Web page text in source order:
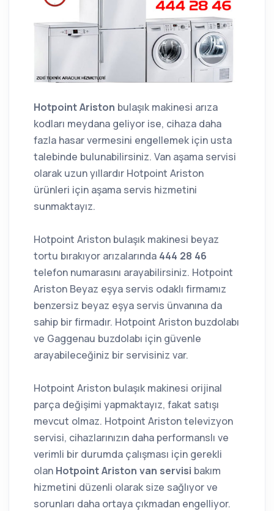
Hotpoint Ariston bulaşık makinesi arıza
kodları meydana geliyor ise, cihaza daha
fazla hasar vermesini engellemek için usta
talebinde bulunabilirsiniz. Van aşama servisi
olarak uzun yıllardır Hotpoint Ariston
ürünleri için aşama servis hizmetini
sunmaktayız.
Hotpoint Ariston bulaşık makinesi beyaz
tortu bırakıyor arızalarında 444 28 46
telefon numarasını arayabilirsiniz. Hotpoint
Ariston Beyaz eşya servis odaklı firmamız
benzersiz beyaz eşya servis ünvanına da
sahip bir firmadır. Hotpoint Ariston buzdolabı
ve Gaggenau buzdolabı için güvenle
arayabileceğiniz bir servisiniz var.
Hotpoint Ariston bulaşık makinesi orijinal
parça değişimi yapmaktayız, fakat satışı
mevcut olmaz. Hotpoint Ariston televizyon
servisi, cihazlarınızın daha performanslı ve
verimli bir durumda çalışması için gerekli
olan Hotpoint Ariston van servisi bakım
hizmetini düzenli olarak size sağlıyor ve
sorunları daha ortaya çıkmadan engelliyor.